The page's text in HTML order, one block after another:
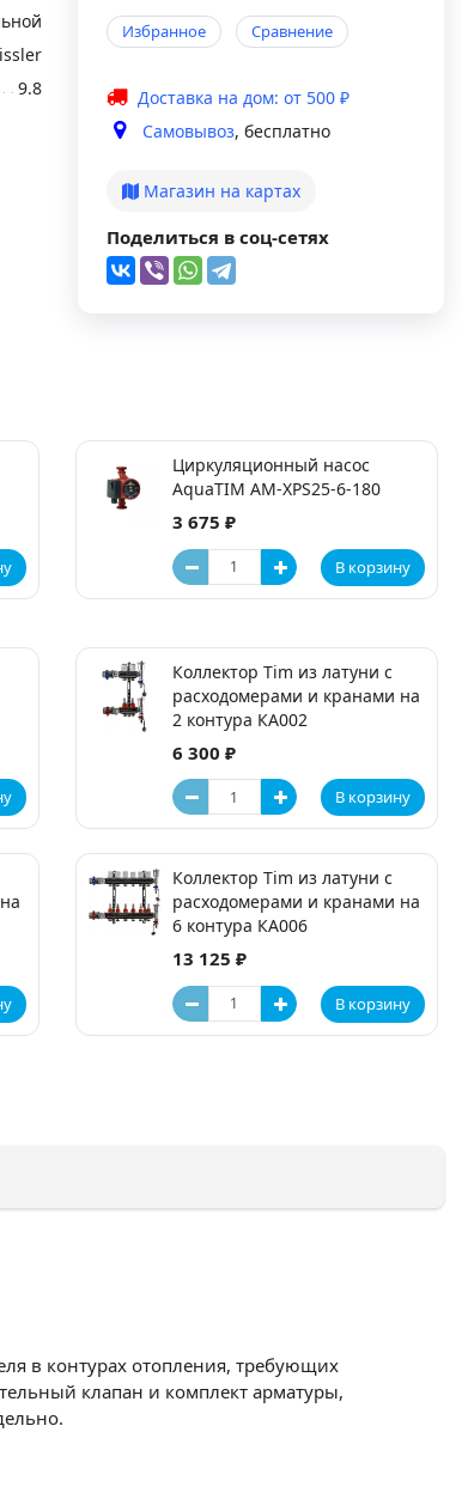
Избранное Сравнение
Доставка на дом: от 500 ₽
Самовывоз, бесплатно
Магазин на картах
Поделиться в соц-сетях
9.8
Циркуляционный насос
AquaTIM AM-XPS25-6-180
3 675 ₽
В корзину
Коллектор Tim из латуни с
расходомерами и кранами на
2 контура КA002
6 300 ₽
В корзину
Коллектор Tim из латуни с
расходомерами и кранами на
6 контура КA006
13 125 ₽
В корзину
в контурах отопления, требующих
клапан и комплект арматуры,